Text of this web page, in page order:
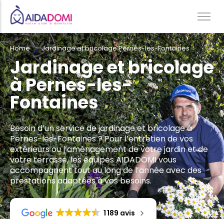
Ménage à domicile & Repassage
Garde d’enfants
Jardinage & Bricolage
Aide aux personnes âgées
Accompagnement du handicap
Téléassistance
Home Jardinage et bricolage Pernes-les-Fontaines
Jardinage et bricolage
à Pernes-les-
Fontaines
Besoin d’un service de jardinage et bricolage à
Pernes-les-Fontaines ? Pour l’entretien de vos
extérieurs ou l’aménagement de votre jardin et de
votre terrasse, les équipes AIDADOMI vous
accompagnent tout au long de l’année avec des
prestations adaptées à vos besoins.
1 189 avis